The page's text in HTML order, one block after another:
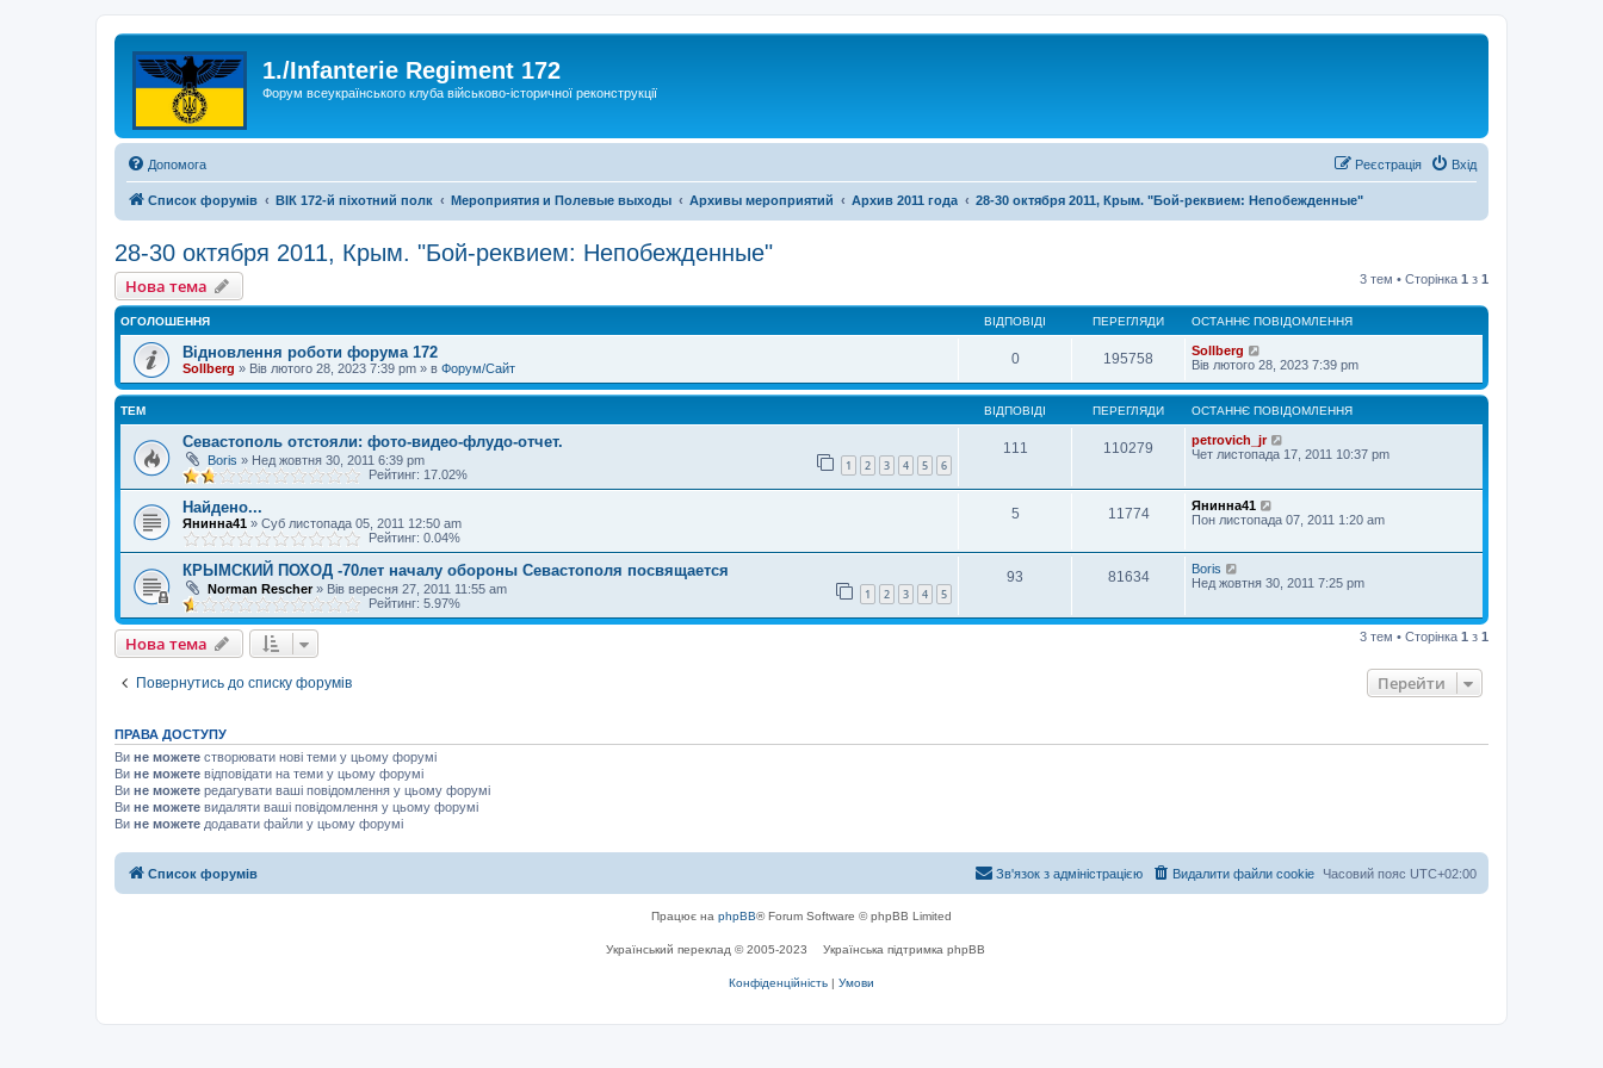
1./Infanterie Regiment 172
Форум всеукраїнського клуба військово-історичної реконструкції
Допомога Вхід
Реєстрація
Список форумів ВІК 172-й піхотний полк Мероприятия и Полевые выходы Архивы мероприятий Архив 2011 года 28-30 октября 2011, Крым. "Бой-реквием: Непобежденные"
28-30 октября 2011, Крым. "Бой-реквием: Непобежденные"
Нова тема 3 тем • Сторінка 1 з 1
ОГОЛОШЕННЯ ВІДПОВІДІ ПЕРЕГЛЯДИ ОСТАННЄ ПОВІДОМЛЕННЯ
Відновлення роботи форума 172
Sollberg » Вів лютого 28, 2023 7:39 pm » в Форум/Сайт
0 195758
Sollberg
Вів лютого 28, 2023 7:39 pm
ТЕМ ВІДПОВІДІ ПЕРЕГЛЯДИ ОСТАННЄ ПОВІДОМЛЕННЯ
Севастополь отстояли: фото-видео-флудо-отчет.
Boris » Нед жовтня 30, 2011 6:39 pm 1 2 3 4 5 6
Рейтинг: 17.02%
111 110279
petrovich_jr
Чет листопада 17, 2011 10:37 pm
Найдено...
Янинна41 » Суб листопада 05, 2011 12:50 am
Рейтинг: 0.04%
5 11774
Янинна41
Пон листопада 07, 2011 1:20 am
КРЫМСКИЙ ПОХОД -70лет началу обороны Севастополя посвящается
Norman Rescher» Вів вересня 27, 2011 11:55 am 1 2 3 4 5
Рейтинг: 5.97%
93 81634
Boris
Нед жовтня 30, 2011 7:25 pm
Нова тема 3 тем • Сторінка 1 з 1
Повернутись до списку форумів Перейти
ПРАВА ДОСТУПУ
Ви не можете створювати нові теми у цьому форумі
Ви не можете відповідати на теми у цьому форумі
Ви не можете редагувати ваші повідомлення у цьому форумі
Ви не можете видаляти ваші повідомлення у цьому форумі
Ви не можете додавати файли у цьому форумі
Список форумів Часовий пояс UTC+02:00
Видалити файли cookie
Зв'язок з адміністрацією
Працює на phpBB® Forum Software © phpBB Limited
Український переклад © 2005-2023 Українська підтримка phpBB
Конфіденційність | Умови